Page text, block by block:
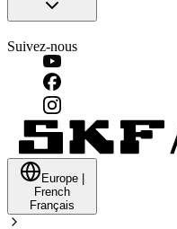
Suivez-nous
Europe
French
Français